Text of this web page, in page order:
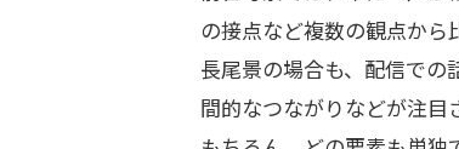
の接点など複数の観点から
長尾景の場合も、配信で
間的なつながりなどが注目